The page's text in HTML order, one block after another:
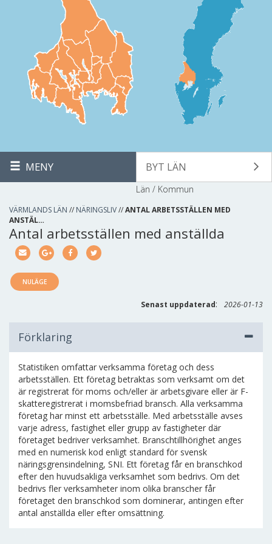
MENY BYT LÄN
Län / Kommun
VÄRMLANDS LÄN // NÄRINGSLIV//ANTAL ARBETSSTÄLLEN MED
ANSTÄL…
Antal arbetsställen med anställda
NULÄGE
Senast uppdaterad: 2026-01-13
Förklaring
Statistiken omfattar verksamma företag och dess
arbetsställen. Ett företag betraktas som verksamt om det
är registrerat för moms och/eller är arbetsgivare eller är F-
skatteregistrerat i momsbefriad bransch. Alla verksamma
företag har minst ett arbetsställe. Med arbetsställe avses
varje adress, fastighet eller grupp av fastigheter där
företaget bedriver verksamhet. Branschtillhörighet anges
med en numerisk kod enligt standard för svensk
näringsgrensindelning, SNI. Ett företag får en branschkod
efter den huvudsakliga verksamhet som bedrivs. Om det
bedrivs fler verksamheter inom olika branscher får
företaget den branschkod som dominerar, antingen efter
antal anställda eller efter omsättning.